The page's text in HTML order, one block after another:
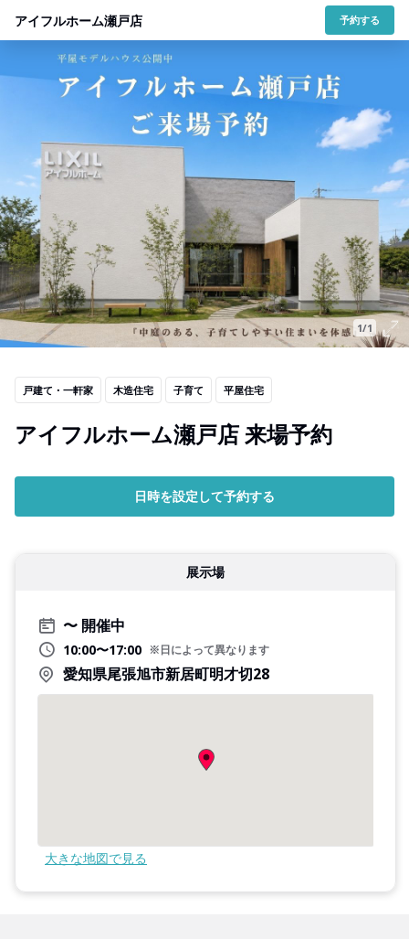
アイフルホーム瀬戸店 予約する
1/1
戸建て・一軒家 木造住宅 子育て 平屋住宅
アイフルホーム瀬戸店 来場予約
日時を設定して予約する
展示場
開催中
10:00〜17:00 ※日によって異なります
愛知県尾張旭市新居町明才切28
大きな地図で見る